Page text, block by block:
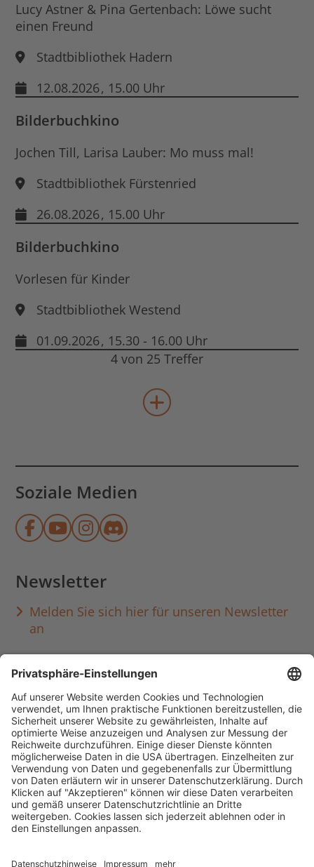
Lucy Astner & Pina Gertenbach: Löwe sucht
einen Freund
Stadtbibliothek Hadern
12.08.2026, 15.00 Uhr
Bilderbuchkino
Jochen Till, Larisa Lauber: Mo muss mal!
Stadtbibliothek Fürstenried
26.08.2026, 15.00 Uhr
Bilderbuchkino
Vorlesen für Kinder
Stadtbibliothek Westend
01.09.2026, 15.30 - 16.00 Uhr
4 von 25 Treffer
mehr Veranstaltungen
Soziale Medien
Münchner Stadtbibliothek auf
Münchner Stadtbibliothek auf
Münchner Stadtbibliothek
Münchner
Newsletter
Melden Sie sich hier für unseren Newsletter
an
Häufig aufgerufen
Standorte & Öffnungszeiten
anmelden & ausleihen
Ausbildung & Karriere
Impressum Datenschutz Barrierefreiheit
literaturportal-bayern.de